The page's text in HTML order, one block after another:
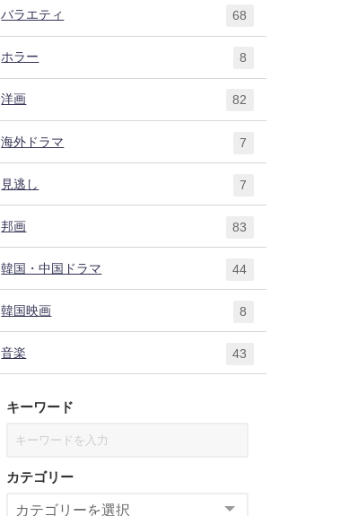
バラエティ 68
ホラー 8
洋画 82
海外ドラマ 7
見逃し 7
邦画 83
韓国・中国ドラマ 44
韓国映画 8
音楽 43
キーワード
カテゴリー